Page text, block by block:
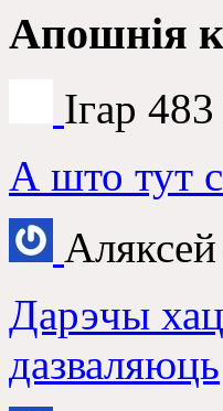
Апошнія
Ігар 483
А што тут
Аляксей
Дарэчы
дазваляюць